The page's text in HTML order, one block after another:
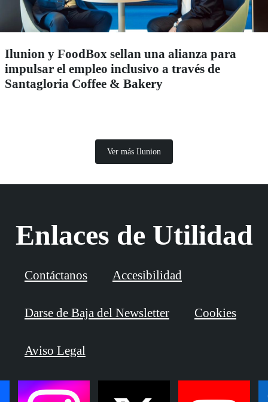
Ilunion y FoodBox sellan una alianza para
impulsar el empleo inclusivo a través de
Santagloria Coffee & Bakery
Ver más Ilunion
Enlaces de Utilidad
Contáctanos Accesibilidad
Darse de Baja del Newsletter Cookies
Aviso Legal